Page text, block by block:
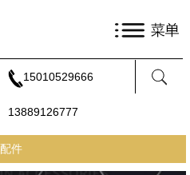
15010529666
13889126777
配件